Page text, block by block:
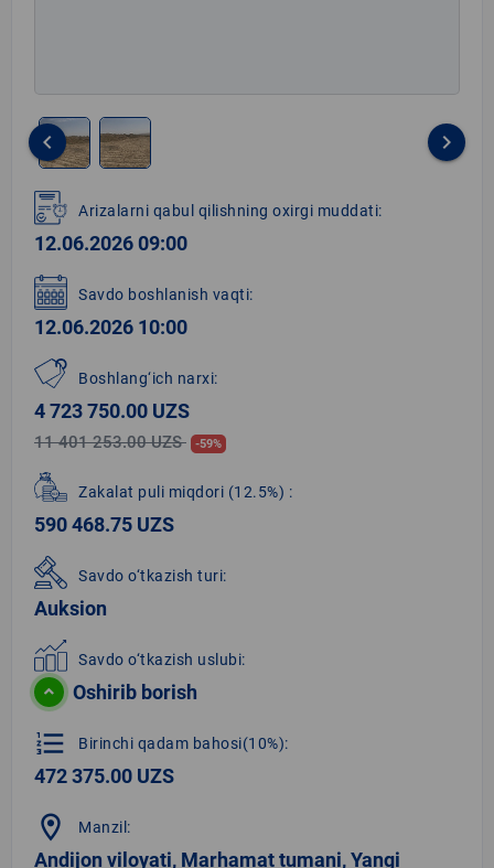
1
of
2
keyboard_arrow_left keyboard_arrow_right
Arizalarni qabul qilishning oxirgi muddati:
12.06.2026 09:00
Savdo boshlanish vaqti:
12.06.2026 10:00
Boshlang‘ich narxi:
4 723 750.00 UZS
11 401 253.00 UZS -59%
Zakalat puli miqdori (12.5%) :
590 468.75 UZS
Savdo o‘tkazish turi:
Auksion
Savdo o‘tkazish uslubi:
Oshirib borish
format_list_numbered Birinchi qadam bahosi(10%):
472 375.00 UZS
location_on Manzil:
Andijon viloyati, Marhamat tumani, Yangi